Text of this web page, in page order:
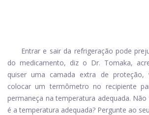
Entrar e sair da refrigeração pode
do medicamento, diz o Dr. Tomaka,
quiser uma camada extra de proteção,
colocar um termômetro no recipiente
permaneça na temperatura adequada.
é a temperatura adequada? Pergunte ao